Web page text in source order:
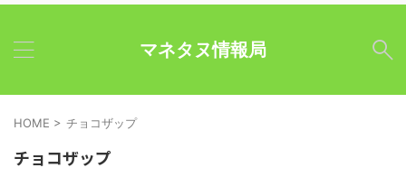
マネタヌ情報局
HOME > チョコザップ
チョコザップ